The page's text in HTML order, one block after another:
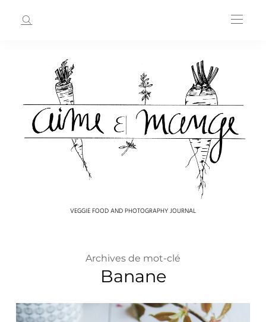
VEGGIE FOOD AND PHOTOGRAPHY JOURNAL
Archives de mot-clé
Banane